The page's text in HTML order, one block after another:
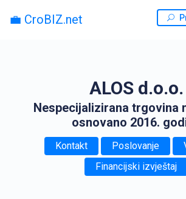
💼 CroBIZ.net
ALOS d.o.o.
Nespecijalizirana trgovina
osnovano 2016.
Kontakt Poslovanje
Financijski izvještaj